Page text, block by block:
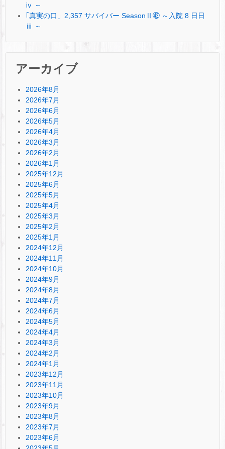
ⅳ ～
｢真実の口」2,357 サバイバー SeasonⅡ㊷ ～入院 8 日日
ⅲ ～
アーカイブ
2026年8月
2026年7月
2026年6月
2026年5月
2026年4月
2026年3月
2026年2月
2026年1月
2025年12月
2025年6月
2025年5月
2025年4月
2025年3月
2025年2月
2025年1月
2024年12月
2024年11月
2024年10月
2024年9月
2024年8月
2024年7月
2024年6月
2024年5月
2024年4月
2024年3月
2024年2月
2024年1月
2023年12月
2023年11月
2023年10月
2023年9月
2023年8月
2023年7月
2023年6月